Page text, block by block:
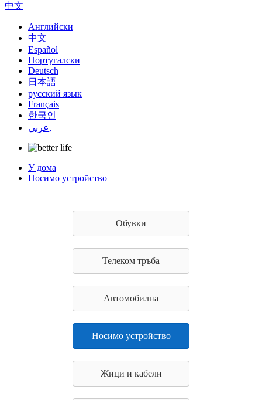
中文
Английски
中文
Español
Португалски
Deutsch
日本語
русский язык
Français
한국인
عربي,
У дома
Носимо устройство
Обувки
Телеком тръба
Автомобилна
Носимо устройство
Жици и кабели